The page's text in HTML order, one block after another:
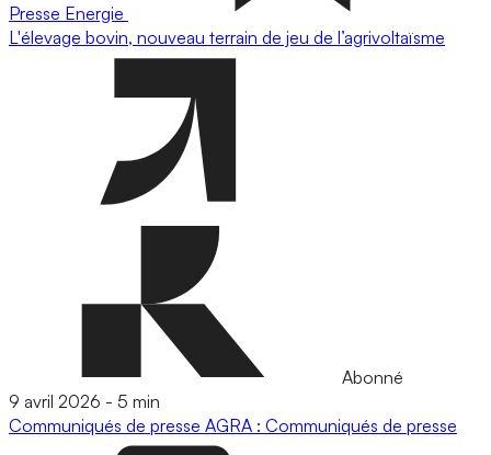
Presse Energie
L'élevage bovin, nouveau terrain de jeu de l’agrivoltaïsme
Abonné
9 avril 2026 - 5 min
Communiqués de presse AGRA : Communiqués de presse